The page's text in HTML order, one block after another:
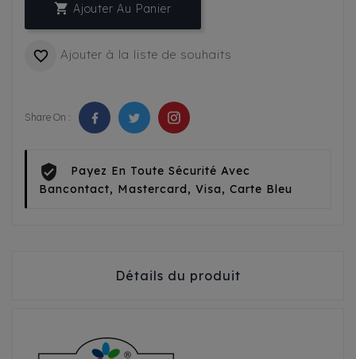
 Ajouter Au Panier
 Ajouter à la liste de souhaits
Share On :
Payez En Toute Sécurité Avec
Bancontact, Mastercard, Visa, Carte Bleu
Détails du produit